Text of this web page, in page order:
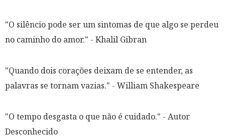
"O silêncio pode ser um sintomas de que algo se perdeu
no caminho do amor." - Khalil Gibran
"Quando dois corações deixam de se entender, as
palavras se tornam vazias." - William Shakespeare
"O tempo desgasta o que não é cuidado." - Autor
Desconhecido